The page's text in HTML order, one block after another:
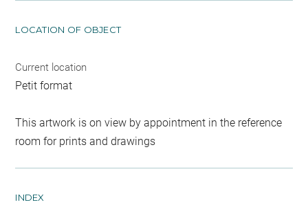
LOCATION OF OBJECT
Current location
Petit format
This artwork is on view by appointment in the reference
room for prints and drawings
INDEX